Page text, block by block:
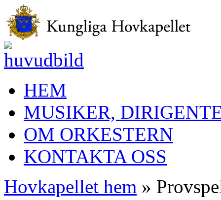
HEM
MUSIKER,
OM ORKESTERN
KONTAKTA OSS
Hovkapellet hem »